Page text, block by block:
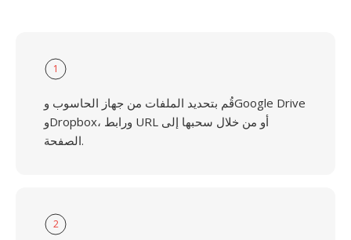
1
قُم بتحديد الملفات من جهاز الحاسوب وGoogle Drive
وDropbox، ورابط URL أو من خلال سحبها إلى
الصفحة.
2